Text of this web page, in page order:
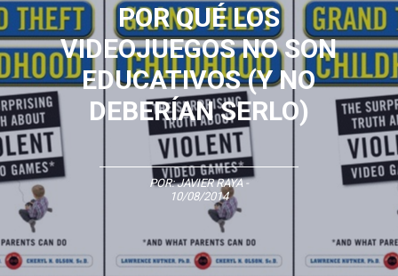
POR QUÉ LOS
VIDEOJUEGOS NO SON
EDUCATIVOS (Y NO
DEBERÍAN SERLO)
POR:JAVIER RAYA-
10/08/2014